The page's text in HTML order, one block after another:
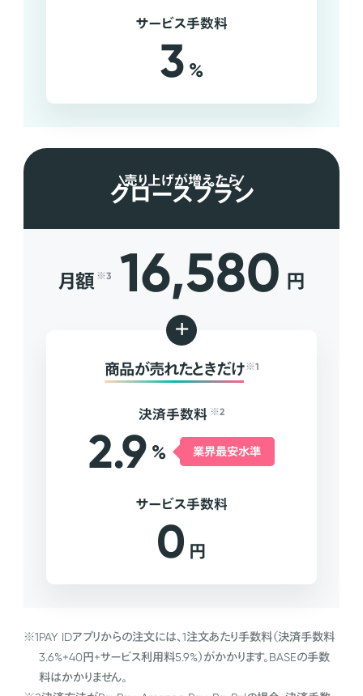
サービス手数料
3 %
売り上げが増えたら
グロースプラン
月額 ※3 16,580 円
+
商品が売れたときだけ ※1
決済手数料 ※2
2.9 % 業界最安水準
サービス手数料
0 円
※1PAY IDアプリからの注文には、1注文あたり手数料（決済手数料
3.6%+40円+サービス利用料5.9%）がかかります。BASEの手数
料はかかりません。